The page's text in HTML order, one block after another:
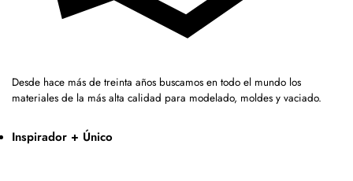
Desde hace más de treinta años buscamos en todo el mundo los
materiales de la más alta calidad para modelado, moldes y vaciado.
Inspirador + Único